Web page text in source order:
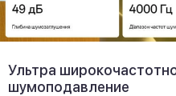
Ультра
шумоподавление